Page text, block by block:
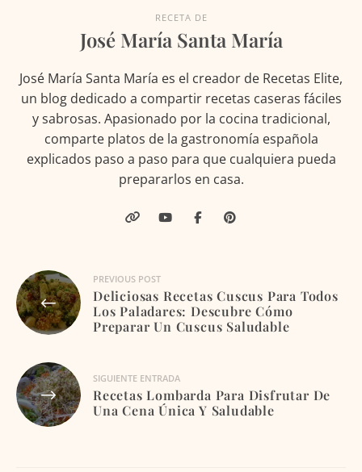
RECETA DE
José María Santa María
José María Santa María es el creador de Recetas Elite,
un blog dedicado a compartir recetas caseras fáciles
y sabrosas. Apasionado por la cocina tradicional,
comparte platos de la gastronomía española
explicados paso a paso para que cualquiera pueda
prepararlos en casa.
Navegación
de
entradas
PREVIOUS POST
Deliciosas Recetas Cuscus Para Todos
Los Paladares: Descubre Cómo
Preparar Un Cuscus Saludable
SIGUIENTE ENTRADA
Recetas Lombarda Para Disfrutar De
Una Cena Única Y Saludable